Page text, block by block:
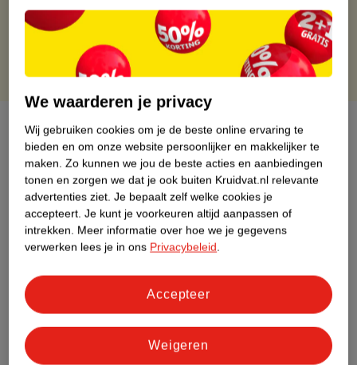
Gratis punten met je Kruidvat kaart
Over dit product
Productinformatie
Nature Impact Score
Dit product heeft (nog) geen Nature
Impact Score.
Bestel & Bezorginformatie
We waarderen je privacy
Wij gebruiken cookies om je de beste online ervaring te
bieden en om onze website persoonlijker en makkelijker te
maken. Zo kunnen we jou de beste acties en aanbiedingen
tonen en zorgen we dat je ook buiten Kruidvat.nl relevante
advertenties ziet. Je bepaalt zelf welke cookies je
accepteert. Je kunt je voorkeuren altijd aanpassen of
intrekken. Meer informatie over hoe we je gegevens
verwerken lees je in ons Privacybeleid.
Weigeren
Accepteer